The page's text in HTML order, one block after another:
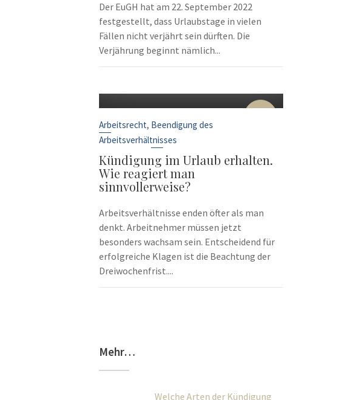
Der EuGH hat am 22. September 2022
festgestellt, dass Urlaubstage in vielen
Fällen nicht verjährt sein dürften. Die
Verjährung beginnt nämlich...
10
Arbeitsrecht, Beendigung des
Arbeitsverhältnisses
Kündigung im Urlaub erhalten.
Wie reagiert man
sinnvollerweise?
Arbeitsverhältnisse enden öfter als man
denkt. Arbeitnehmer müssen jetzt
besonders wachsam sein. Entscheidend für
erfolgreiche Klagen ist die Beachtung der
Dreiwochenfrist....
Mehr…
Welche Arten der Kündigung